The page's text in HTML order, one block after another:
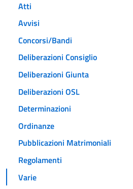
Atti
Avvisi
Concorsi/Bandi
Deliberazioni Consiglio
Deliberazioni Giunta
Deliberazioni OSL
Determinazioni
Ordinanze
Pubblicazioni Matrimoniali
Regolamenti
Varie